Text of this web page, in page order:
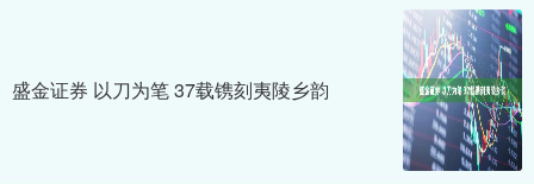
盛金证券 以刀为笔 37载镌刻夷陵乡韵